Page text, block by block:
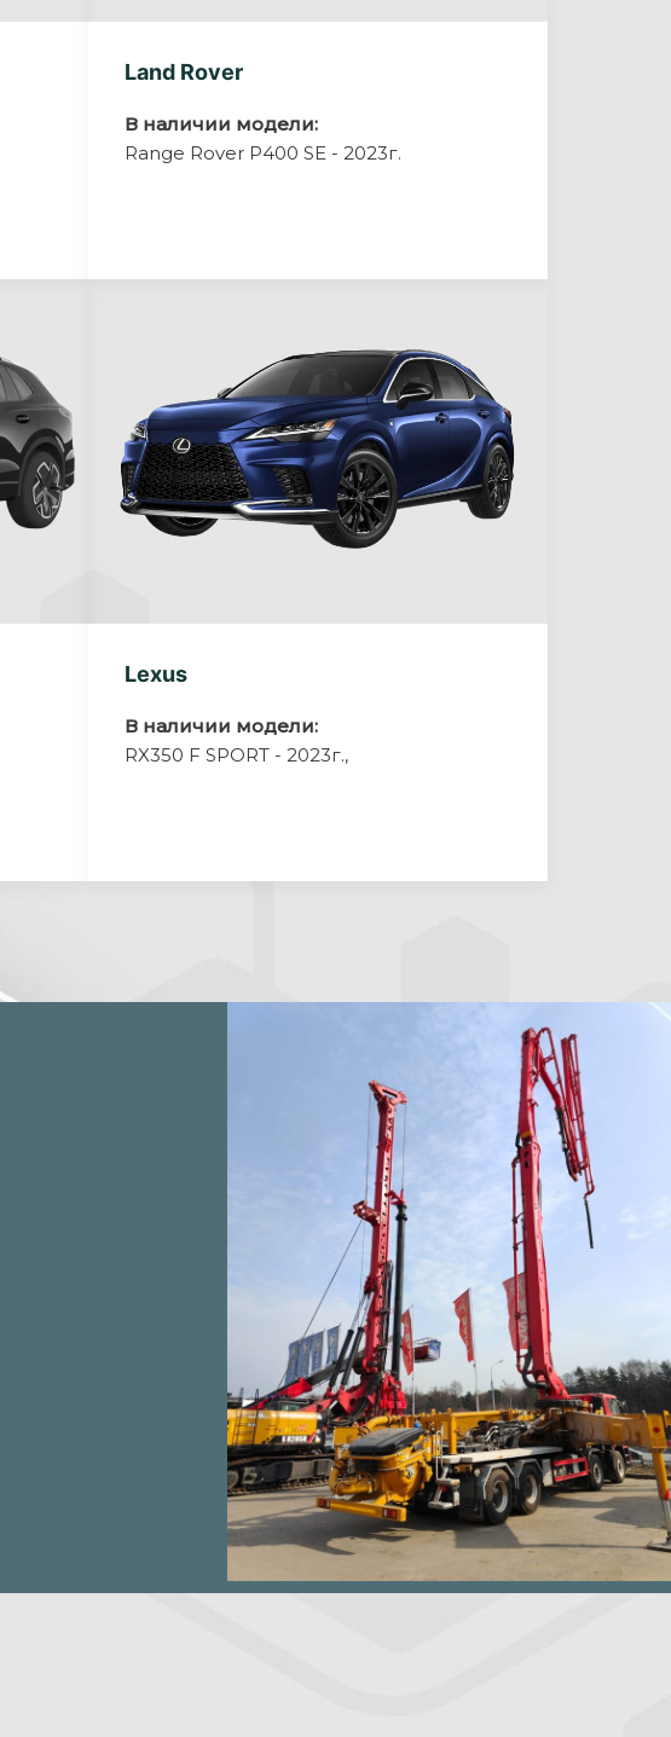
Land Rover
В наличии модели:
Range Rover P400 SE - 2023г.
Lexus
В наличии модели:
RX350 F SPORT - 2023г.,